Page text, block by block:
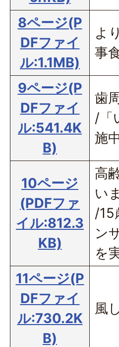
8ページ(P
DFファイ
ル:1.1MB)
よ
事
9ページ(P
DFファイ
ル:541.4K
B)
歯
/「
施
10ページ
(PDFファ
イル:812.3
KB)
高
い
/15
ン
を
11ページ(P
DFファイ
ル:730.2K
B)
風